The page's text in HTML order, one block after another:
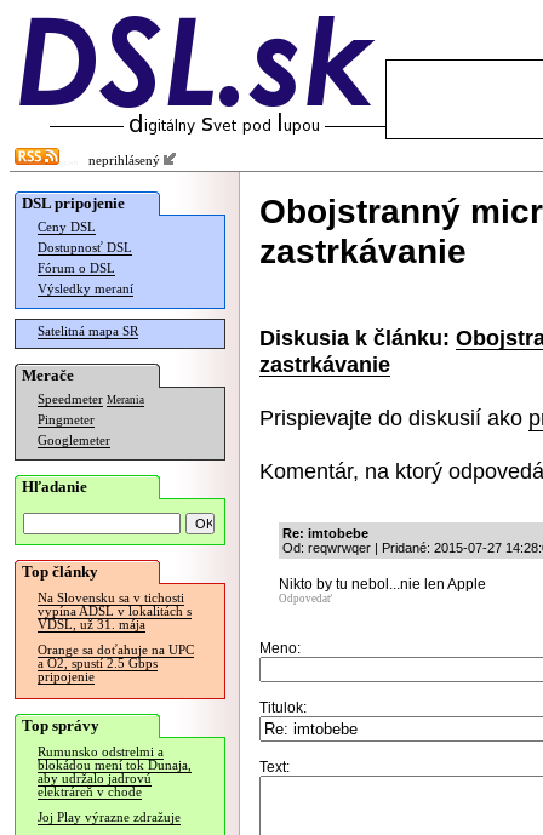
neprihlásený
DSL pripojenie
Ceny DSL
Dostupnosť DSL
Fórum o DSL
Výsledky meraní
Satelitná mapa SR
Merače
Speedmeter Merania
Pingmeter
Googlemeter
Hľadanie
Top články
Na Slovensku sa v tichosti
vypína ADSL v lokalitách s
VDSL, už 31. mája
Orange sa doťahuje na UPC
a O2, spustí 2.5 Gbps
pripojenie
Top správy
Rumunsko odstrelmi a
blokádou mení tok Dunaja,
aby udržalo jadrovú
elektráreň v chode
Joj Play výrazne zdražuje
Obojstranný
zastrkávanie
Diskusia k článku:
zastrkávanie
Prispievajte do diskusií ako
Komentár, na ktorý
Re: imtobebe
Od: reqwrwqer | Pridané: 2015-07-27
Nikto by tu nebol...nie len Apple
Odpovedať
Meno:
Titulok:
Text: